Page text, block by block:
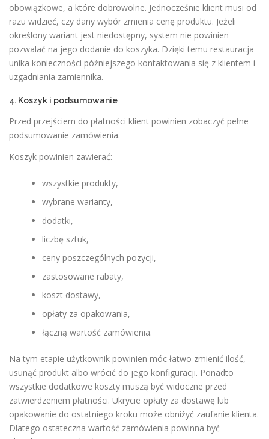
obowiązkowe, a które dobrowolne. Jednocześnie klient musi od
razu widzieć, czy dany wybór zmienia cenę produktu. Jeżeli
określony wariant jest niedostępny, system nie powinien
pozwalać na jego dodanie do koszyka. Dzięki temu restauracja
unika konieczności późniejszego kontaktowania się z klientem i
uzgadniania zamiennika.
4. Koszyk i podsumowanie
Przed przejściem do płatności klient powinien zobaczyć pełne
podsumowanie zamówienia.
Koszyk powinien zawierać:
wszystkie produkty,
wybrane warianty,
dodatki,
liczbę sztuk,
ceny poszczególnych pozycji,
zastosowane rabaty,
koszt dostawy,
opłaty za opakowania,
łączną wartość zamówienia.
Na tym etapie użytkownik powinien móc łatwo zmienić ilość,
usunąć produkt albo wrócić do jego konfiguracji. Ponadto
wszystkie dodatkowe koszty muszą być widoczne przed
zatwierdzeniem płatności. Ukrycie opłaty za dostawę lub
opakowanie do ostatniego kroku może obniżyć zaufanie klienta.
Dlatego ostateczna wartość zamówienia powinna być